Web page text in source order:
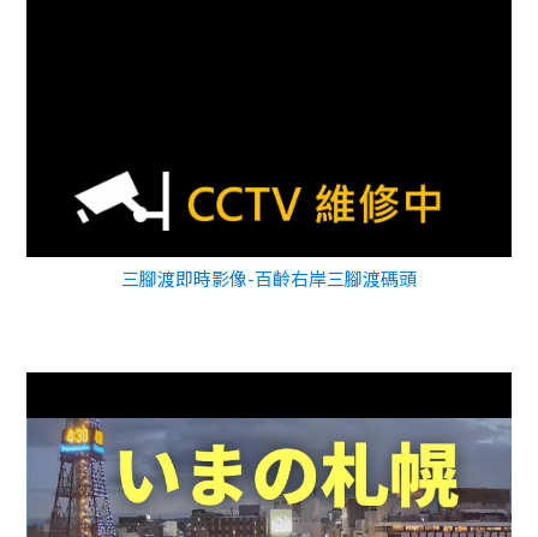
三腳渡即時影像-百齡右岸三腳渡碼頭